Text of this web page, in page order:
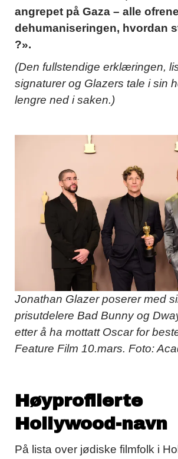
angrepet på Gaza – alle
dehumaniseringen, hvordan
?».
(Den fullstendige erklæringen,
signaturer og Glazers tale i sin
lengre ned i saken.)
Jonathan Glazer poserer med
prisutdelere Bad Bunny og
etter å ha mottatt Oscar for
Feature Film 10.mars. Foto:
Høyprofilerte
Hollywood-navn
På lista over jødiske filmfolk i